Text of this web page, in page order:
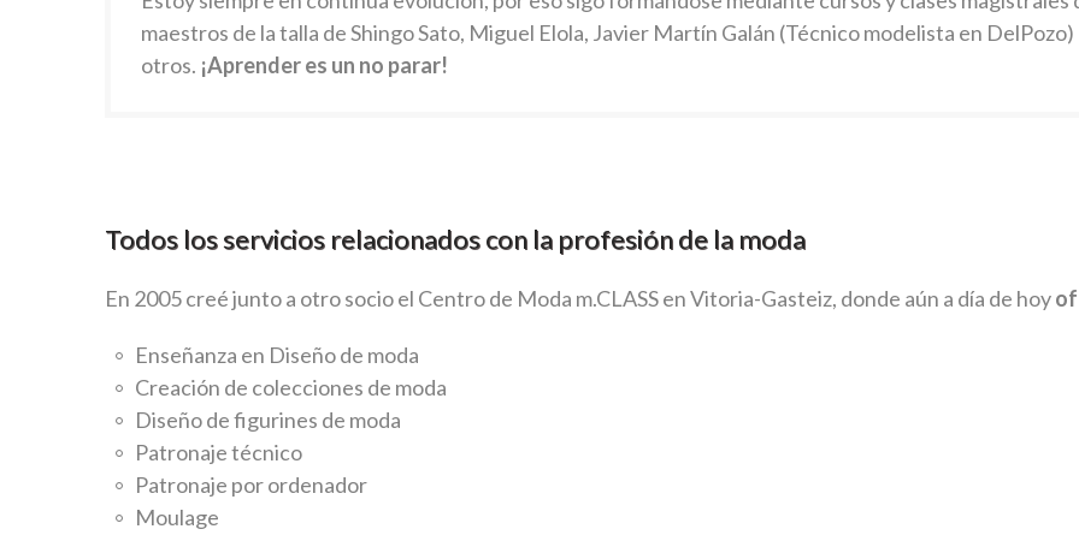
maestros de la talla de Shingo Sato, Miguel Elola, Javier Martín Galán (Técnico modelista en
otros. ¡Aprender es un no parar!
Todos los servicios relacionados con la profesión de la moda
En 2005 creé junto a otro socio el Centro de Moda m.CLASS en Vitoria-Gasteiz, donde aún a día de hoy
Enseñanza en Diseño de moda
Creación de colecciones de moda
Diseño de figurines de moda
Patronaje técnico
Patronaje por ordenador
Moulage